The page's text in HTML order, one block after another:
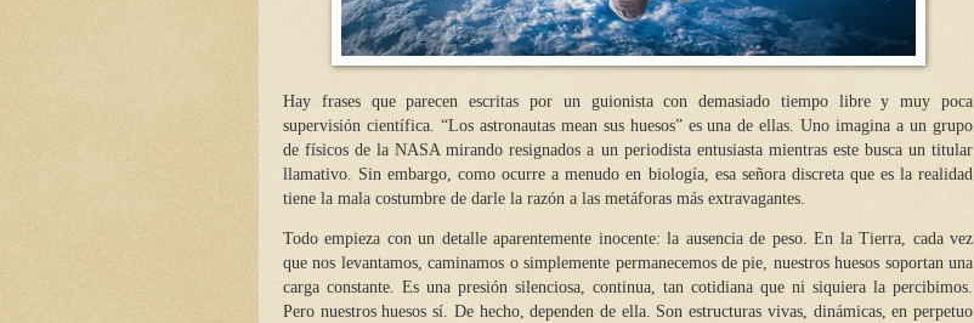
Hay frases que parecen escritas por un guionista con demasiado tiempo libre y muy poca
supervisión científica. “Los astronautas mean sus huesos” es una de ellas. Uno imagina a un grupo
de físicos de la NASA mirando resignados a un periodista entusiasta mientras este busca un titular
llamativo. Sin embargo, como ocurre a menudo en biología, esa señora discreta que es la realidad
tiene la mala costumbre de darle la razón a las metáforas más extravagantes.
Todo empieza con un detalle aparentemente inocente: la ausencia de peso. En la Tierra, cada vez
que nos levantamos, caminamos o simplemente permanecemos de pie, nuestros huesos soportan una
carga constante. Es una presión silenciosa, continua, tan cotidiana que ni siquiera la percibimos.
Pero nuestros huesos sí. De hecho, dependen de ella. Son estructuras vivas, dinámicas, en perpetuo